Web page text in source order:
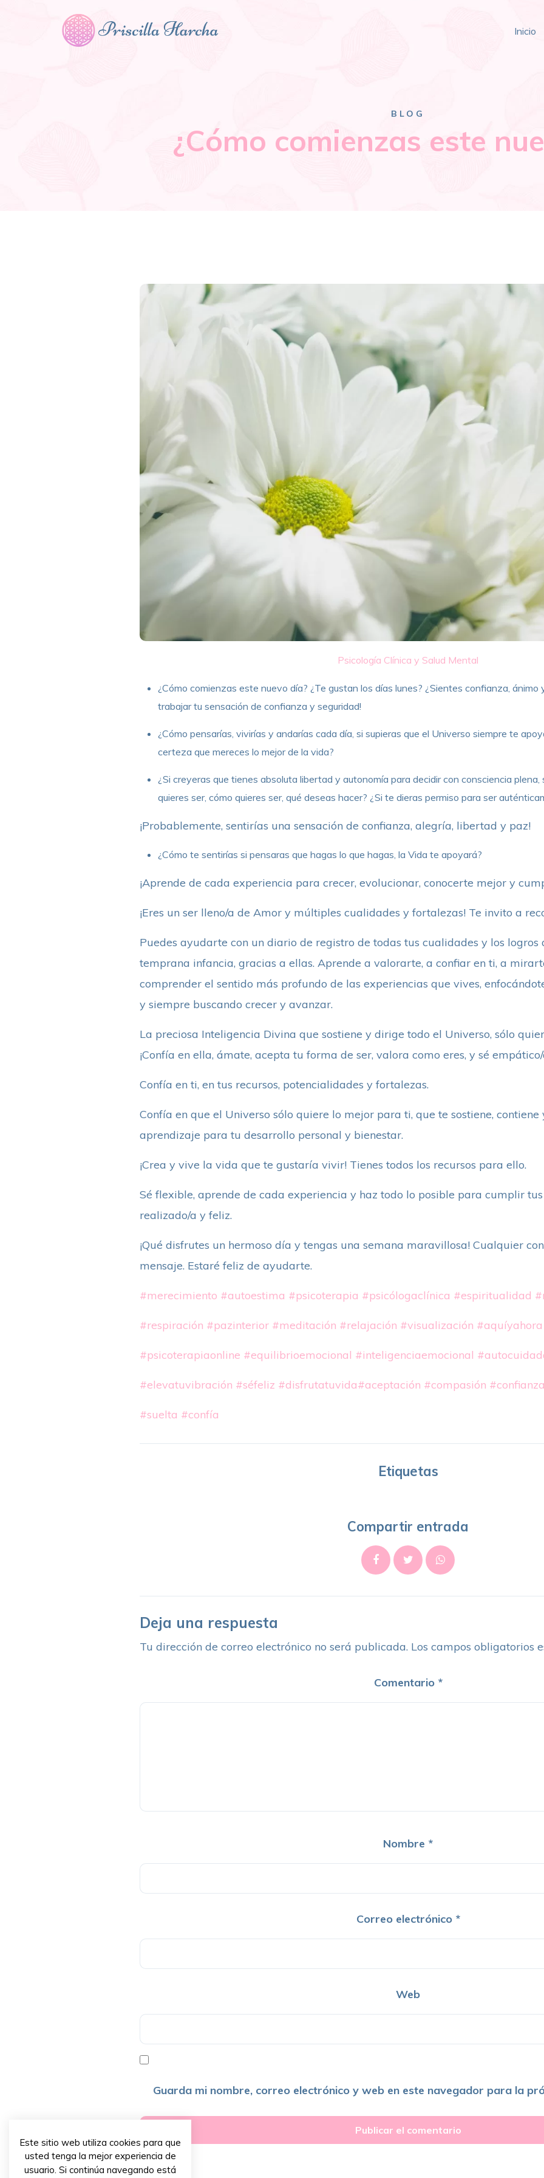
Inicio
BLOG
¿Cómo comienzas este
Psicología Clínica y Salud Mental
¿Cómo comienzas este nuevo día? ¿Te gustan los días lunes? ¿Sientes confianza, ánimo
trabajar tu sensación de confianza y seguridad!
¿Cómo pensarías, vivirías y andarías cada día, si supieras que el Universo siempre te
certeza que mereces lo mejor de la vida?
¿Si creyeras que tienes absoluta libertad y autonomía para decidir con consciencia plena,
quieres ser, cómo quieres ser, qué deseas hacer? ¿Si te dieras permiso para ser
¡Probablemente, sentirías una sensación de confianza, alegría, libertad y paz!
¿Cómo te sentirías si pensaras que hagas lo que hagas, la Vida te apoyará?
¡Aprende de cada experiencia para crecer, evolucionar, conocerte mejor y
¡Eres un ser lleno/a de Amor y múltiples cualidades y fortalezas! Te invito a
Puedes ayudarte con un diario de registro de todas tus cualidades y los logros
temprana infancia, gracias a ellas. Aprende a valorarte, a confiar en ti, a
comprender el sentido más profundo de las experiencias que vives,
y siempre buscando crecer y avanzar.
La preciosa Inteligencia Divina que sostiene y dirige todo el Universo, sólo
¡Confía en ella, ámate, acepta tu forma de ser, valora como eres, y sé
Confía en ti, en tus recursos, potencialidades y fortalezas.
Confía en que el Universo sólo quiere lo mejor para ti, que te sostiene,
aprendizaje para tu desarrollo personal y bienestar.
¡Crea y vive la vida que te gustaría vivir! Tienes todos los recursos para ello.
Sé flexible, aprende de cada experiencia y haz todo lo posible para cumplir tus
realizado/a y feliz.
¡Qué disfrutes un hermoso día y tengas una semana maravillosa! Cualquier
mensaje. Estaré feliz de ayudarte.
#merecimiento #autoestima #psicoterapia #psicólogaclínica #espiritualidad
#respiración #pazinterior #meditación #relajación #visualización #aquíyahora
#psicoterapiaonline #equilibrioemocional #inteligenciaemocional
#elevatuvibración #séfeliz #disfrutatuvida#aceptación #compasión #confianza
#suelta #confía
Etiquetas
Compartir entrada
Deja una respuesta
Tu dirección de correo electrónico no será publicada. Los campos obligatorios
Comentario *
Nombre *
Correo electrónico *
Web
Guarda mi nombre, correo electrónico y web en este navegador para la
Este sitio web utiliza cookies para que
usted tenga la mejor experiencia de
usuario. Si continúa navegando está